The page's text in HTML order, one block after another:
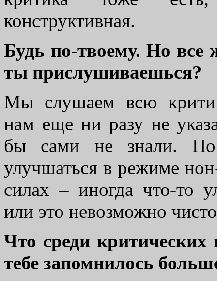
конструктивная.
Будь по-твоему. Но все
ты прислушиваешься?
Мы слушаем всю
нам еще ни разу не
бы сами не знали. По
улучшаться в режиме
силах – иногда что-то
или это невозможно
Что среди критических
тебе запомнилось